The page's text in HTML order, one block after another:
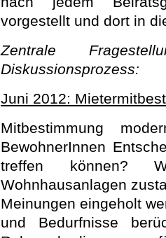
vorgestellt und dort in
Zentrale
Diskussionsprozess:
Juni 2012:
Mitbestimmung
BewohnerInnen
treffen können?
Wohnhausanlagen
Meinungen eingeholt
und Bedurfnisse